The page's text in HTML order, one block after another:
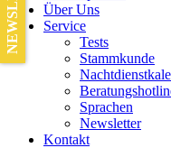
Über Uns
Service
Tests
Stammkunde
Sprachen
Newsletter
Kontakt